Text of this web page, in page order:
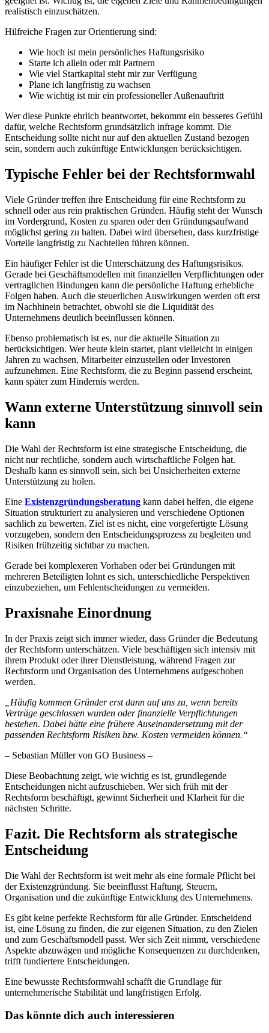
realistisch einzuschätzen.
Hilfreiche Fragen zur Orientierung sind:
Wie hoch ist mein persönliches Haftungsrisiko
Starte ich allein oder mit Partnern
Wie viel Startkapital steht mir zur Verfügung
Plane ich langfristig zu wachsen
Wie wichtig ist mir ein professioneller Außenauftritt
Wer diese Punkte ehrlich beantwortet, bekommt ein besseres Gefühl
dafür, welche Rechtsform grundsätzlich infrage kommt. Die
Entscheidung sollte nicht nur auf den aktuellen Zustand bezogen
sein, sondern auch zukünftige Entwicklungen berücksichtigen.
Typische Fehler bei der Rechtsformwahl
Viele Gründer treffen ihre Entscheidung für eine Rechtsform zu
schnell oder aus rein praktischen Gründen. Häufig steht der Wunsch
im Vordergrund, Kosten zu sparen oder den Gründungsaufwand
möglichst gering zu halten. Dabei wird übersehen, dass kurzfristige
Vorteile langfristig zu Nachteilen führen können.
Ein häufiger Fehler ist die Unterschätzung des Haftungsrisikos.
Gerade bei Geschäftsmodellen mit finanziellen Verpflichtungen oder
vertraglichen Bindungen kann die persönliche Haftung erhebliche
Folgen haben. Auch die steuerlichen Auswirkungen werden oft erst
im Nachhinein betrachtet, obwohl sie die Liquidität des
Unternehmens deutlich beeinflussen können.
Ebenso problematisch ist es, nur die aktuelle Situation zu
berücksichtigen. Wer heute klein startet, plant vielleicht in einigen
Jahren zu wachsen, Mitarbeiter einzustellen oder Investoren
aufzunehmen. Eine Rechtsform, die zu Beginn passend erscheint,
kann später zum Hindernis werden.
Wann externe Unterstützung sinnvoll sein
kann
Die Wahl der Rechtsform ist eine strategische Entscheidung, die
nicht nur rechtliche, sondern auch wirtschaftliche Folgen hat.
Deshalb kann es sinnvoll sein, sich bei Unsicherheiten externe
Unterstützung zu holen.
Eine Existenzgründungsberatung kann dabei helfen, die eigene
Situation strukturiert zu analysieren und verschiedene Optionen
sachlich zu bewerten. Ziel ist es nicht, eine vorgefertigte Lösung
vorzugeben, sondern den Entscheidungsprozess zu begleiten und
Risiken frühzeitig sichtbar zu machen.
Gerade bei komplexeren Vorhaben oder bei Gründungen mit
mehreren Beteiligten lohnt es sich, unterschiedliche Perspektiven
einzubeziehen, um Fehlentscheidungen zu vermeiden.
Praxisnahe Einordnung
In der Praxis zeigt sich immer wieder, dass Gründer die Bedeutung
der Rechtsform unterschätzen. Viele beschäftigen sich intensiv mit
ihrem Produkt oder ihrer Dienstleistung, während Fragen zur
Rechtsform und Organisation des Unternehmens aufgeschoben
werden.
„Häufig kommen Gründer erst dann auf uns zu, wenn bereits
Verträge geschlossen wurden oder finanzielle Verpflichtungen
bestehen. Dabei hätte eine frühere Auseinandersetzung mit der
passenden Rechtsform Risiken bzw. Kosten vermeiden können.“
– Sebastian Müller von GO Business –
Diese Beobachtung zeigt, wie wichtig es ist, grundlegende
Entscheidungen nicht aufzuschieben. Wer sich früh mit der
Rechtsform beschäftigt, gewinnt Sicherheit und Klarheit für die
nächsten Schritte.
Fazit. Die Rechtsform als strategische
Entscheidung
Die Wahl der Rechtsform ist weit mehr als eine formale Pflicht bei
der Existenzgründung. Sie beeinflusst Haftung, Steuern,
Organisation und die zukünftige Entwicklung des Unternehmens.
Es gibt keine perfekte Rechtsform für alle Gründer. Entscheidend
ist, eine Lösung zu finden, die zur eigenen Situation, zu den Zielen
und zum Geschäftsmodell passt. Wer sich Zeit nimmt, verschiedene
Aspekte abzuwägen und mögliche Konsequenzen zu durchdenken,
trifft fundiertere Entscheidungen.
Eine bewusste Rechtsformwahl schafft die Grundlage für
unternehmerische Stabilität und langfristigen Erfolg.
Das könnte dich auch interessieren